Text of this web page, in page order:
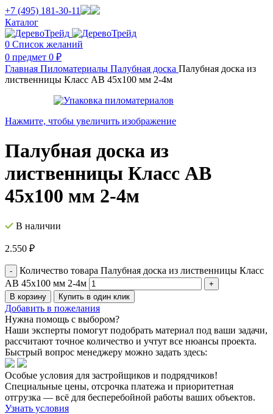
+7 (495) 181-30-11
Каталог
0 Список желаний
0 предмет 0 ₽
Главная Пиломатериалы Палубная доска Палубная доска из
лиственницы Класс AB 45х100 мм 2-4м
Нажмите, чтобы увеличить изображение
Палубная доска из
лиственницы Класс AB
45х100 мм 2-4м
В наличии
2.550 ₽
Количество товара Палубная доска из лиственницы Класс
AB 45х100 мм 2-4м
В корзину Купить в один клик
Добавить в пожелания
Нужна помощь с выбором?
Наши эксперты помогут подобрать материал под ваши задачи,
рассчитают точное количество и учтут все нюансы проекта.
Быстрый вопрос менеджеру можно задать здесь:
Особые условия для застройщиков и подрядчиков!
Специальные цены, отсрочка платежа и приоритетная
отгрузка — всё для бесперебойной работы ваших объектов.
Узнать условия